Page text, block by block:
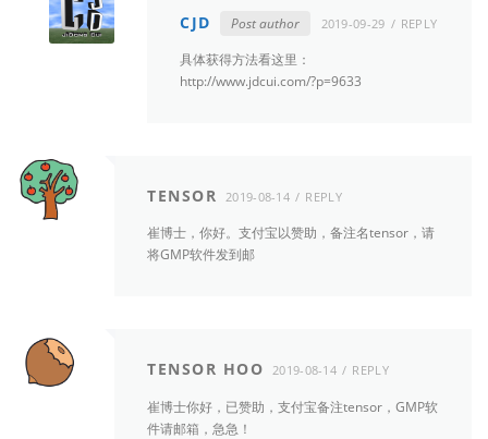
CJD Post author 2019-09-29 REPLY
具体获得方法看这里：
http://www.jdcui.com/?p=9633
TENSOR 2019-08-14 REPLY
崔博士，你好。支付宝以赞助，备注名tensor，请
将GMP软件发到邮
TENSOR HOO 2019-08-14 REPLY
崔博士你好，已赞助，支付宝备注tensor，GMP软
件请邮箱，急急！